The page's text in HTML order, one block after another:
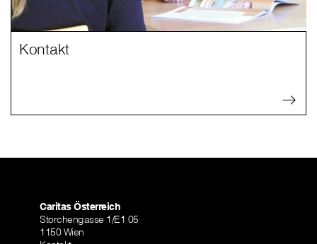
Kontakt
Caritas Österreich
Storchengasse 1/E1 05
1150 Wien